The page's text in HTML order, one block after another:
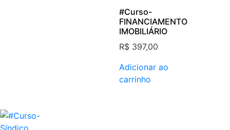
#Curso-
FINANCIAMENTO
IMOBILIÁRIO
R$397,00
Adicionar ao
carrinho